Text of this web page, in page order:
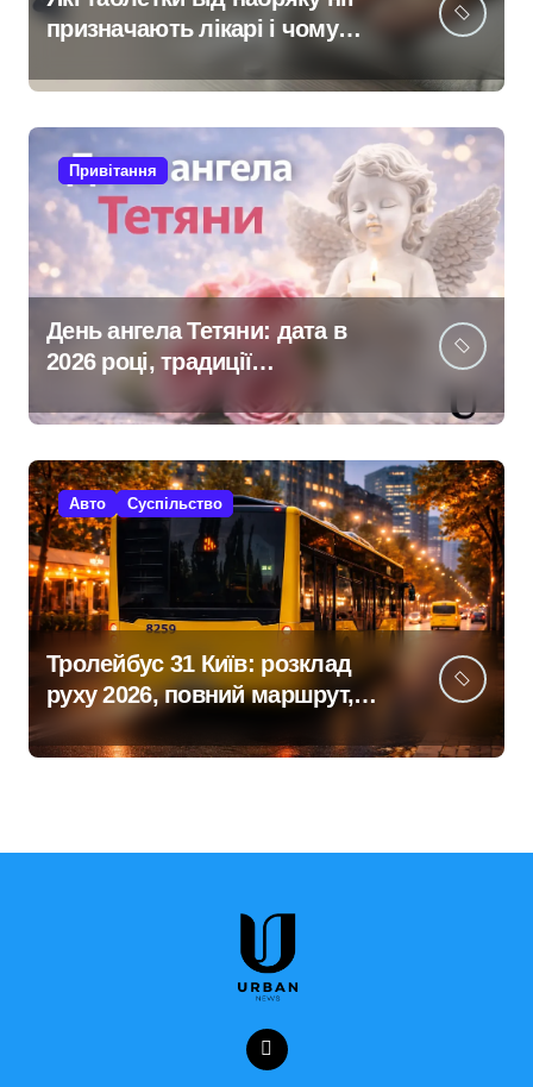
призначають лікарі і чому
зашкодити
Привітання
День ангела Тетяни: дата в
2026 році, традиції
святкування та щирі
привітання
Авто Суспільство
Тролейбус 31 Київ: розклад
руху 2026, повний маршрут,
зупинки та поради як доїхати
зручно